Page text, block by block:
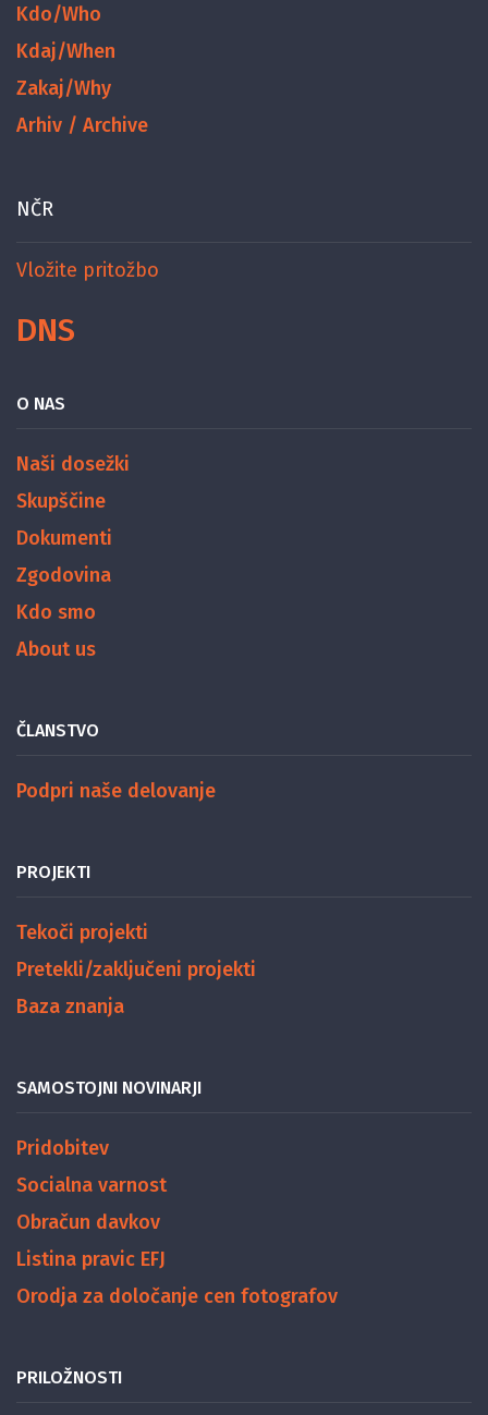
Kdo/Who
Kdaj/When
Zakaj/Why
Arhiv / Archive
NČR
Vložite pritožbo
DNS
O NAS
Naši dosežki
Skupščine
Dokumenti
Zgodovina
Kdo smo
About us
ČLANSTVO
Podpri naše delovanje
PROJEKTI
Tekoči projekti
Pretekli/zaključeni projekti
Baza znanja
SAMOSTOJNI NOVINARJI
Pridobitev
Socialna varnost
Obračun davkov
Listina pravic EFJ
Orodja za določanje cen fotografov
PRILOŽNOSTI